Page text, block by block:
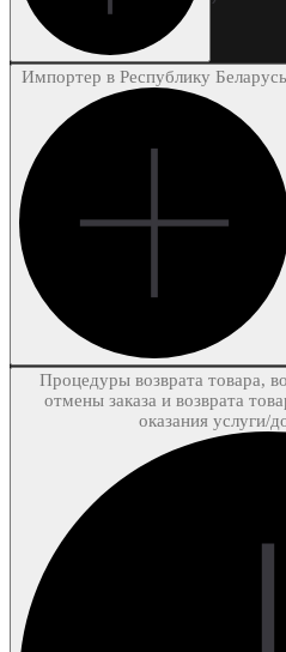
Импортер в Республику Беларусь
Процедуры возврата товара,
отмены заказа и возврата
оказания услуги/